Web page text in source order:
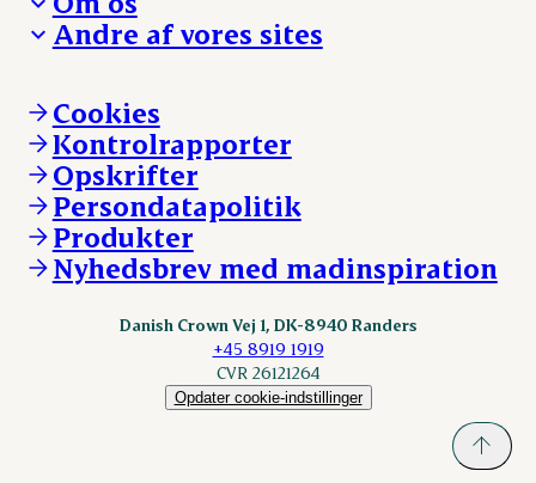
Whistleblower
Øvrige henvendelser
Hverdagen
Ansvarlighed og nøgletal
Arbejd med os
Ledige stillinger
Hvem er vi
Vores resultater
Vores lokationer
Kontakt
Andre af vores sites
Andelsejere - kreatur
Danishcrownprofessional.com
DAT-Schaub.com
ESS-FOOD.com
Fonden Dansk Gastronomi
KLS.se
nordicspoor.com
Scanhide.dk
Cookies
Kontrolrapporter
Opskrifter
Persondatapolitik
Produkter
Nyhedsbrev med madinspiration
Danish Crown Vej 1, DK-8940 Randers
+45 8919 1919
CVR 26121264
Opdater cookie-indstillinger